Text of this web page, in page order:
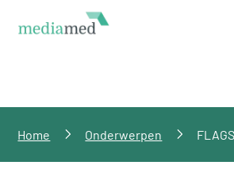
Home Onderwerpen